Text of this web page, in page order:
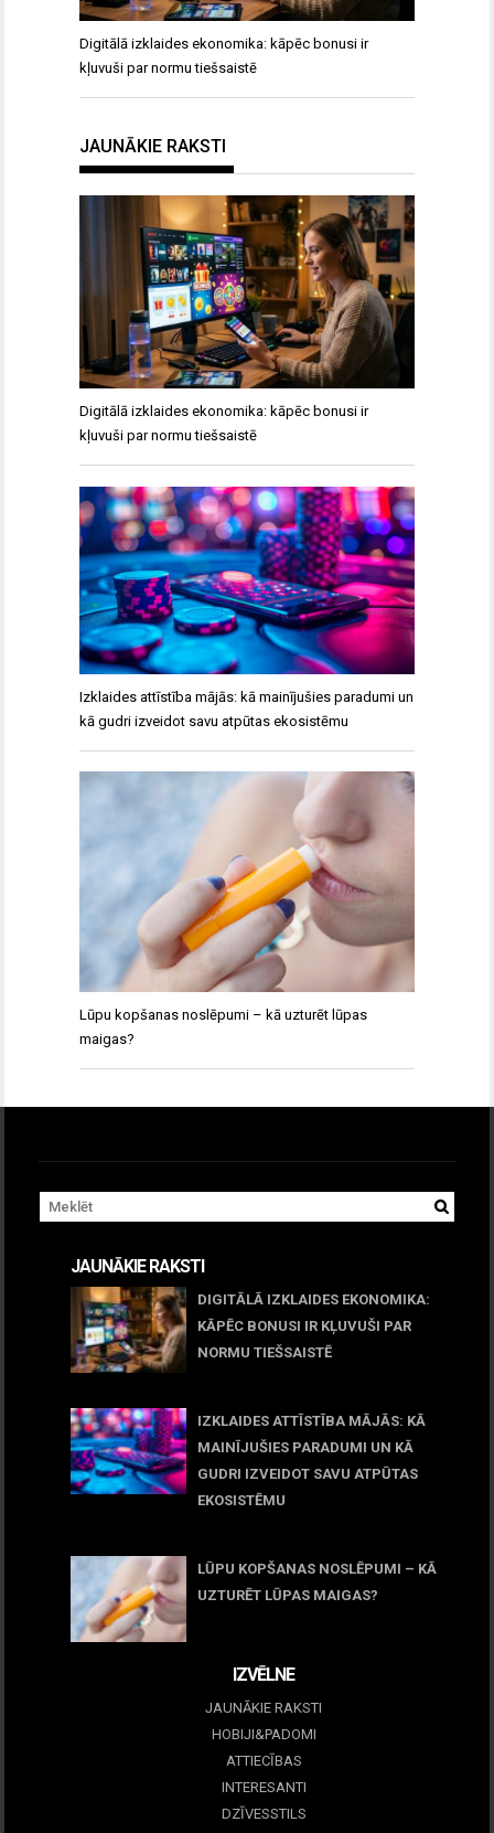
Digitālā izklaides ekonomika: kāpēc bonusi ir
kļuvuši par normu tiešsaistē
JAUNĀKIE RAKSTI
Digitālā izklaides ekonomika: kāpēc bonusi ir
kļuvuši par normu tiešsaistē
Izklaides attīstība mājās: kā mainījušies paradumi un
kā gudri izveidot savu atpūtas ekosistēmu
Lūpu kopšanas noslēpumi – kā uzturēt lūpas
maigas?
JAUNĀKIE RAKSTI
DIGITĀLĀ IZKLAIDES EKONOMIKA:
KĀPĒC BONUSI IR KĻUVUŠI PAR
NORMU TIEŠSAISTĒ
IZKLAIDES ATTĪSTĪBA MĀJĀS: KĀ
MAINĪJUŠIES PARADUMI UN KĀ
GUDRI IZVEIDOT SAVU ATPŪTAS
EKOSISTĒMU
LŪPU KOPŠANAS NOSLĒPUMI – KĀ
UZTURĒT LŪPAS MAIGAS?
IZVĒLNE
JAUNĀKIE RAKSTI
HOBIJI&PADOMI
ATTIECĪBAS
INTERESANTI
DZĪVESSTILS